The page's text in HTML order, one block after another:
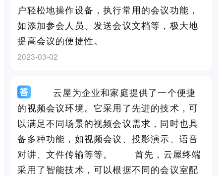
户轻松地操作设备，执行常用的会议功能，
如添加参会人员、发送会议文档等，极大地
提高会议的便捷性。
2023-03-02
云屋为企业和家庭提供了一个便捷
的视频会议环境。它采用了先进的技术，可
以满足不同场景的视频会议需求，同时也具
备多种功能，如视频会议、投影演示、语音
对讲、文件传输等等。 首先，云屋终端
采用了智能技术，可以根据不同的会议室配